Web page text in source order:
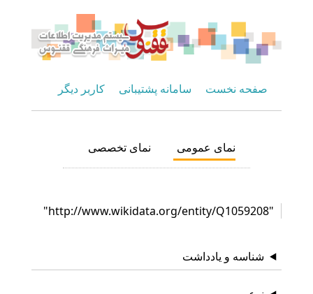
صفحه نخست سامانه پشتیبانی کاربر دیگر
نمای عمومی نمای تخصصی
"http://www.wikidata.org/entity/Q1059208"
شناسه و یادداشت